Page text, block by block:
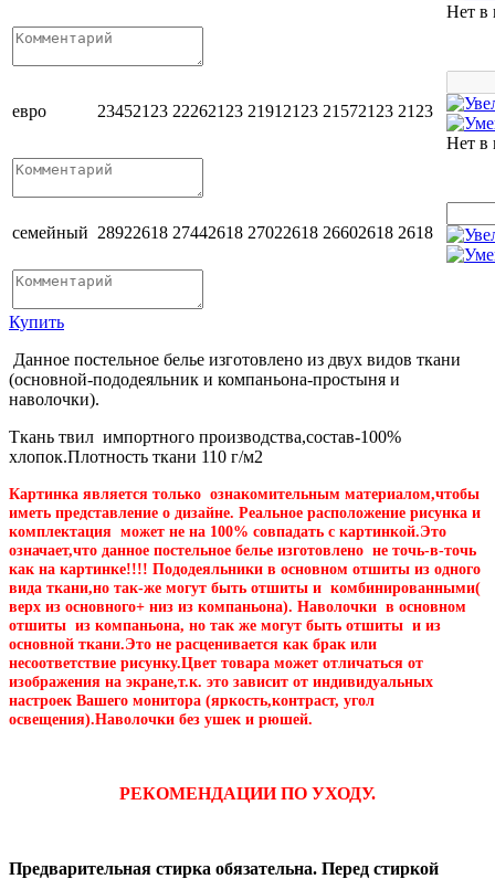
Нет в
евро 23452123 22262123 2191 2123 21572123 2123
Нет в
семейный 28922618 27442618 27022618 26602618 2618
Купить
Данное постельное белье изготовлено из двух видов ткани
(основной-пододеяльник и компаньона-простыня и
наволочки).
Ткань твил импортного производства,состав-100%
хлопок.Плотность ткани 110 г/м2
Картинка является только ознакомительным материалом,чтобы
иметь представление о дизайне. Реальное расположение рисунка и
комплектация может не на 100% совпадать с картинкой.Это
означает,что данное постельное белье изготовлено не точь-в-точь
как на картинке!!!! Пододеяльники в основном отшиты из одного
вида ткани,но так-же могут быть отшиты и комбинированными(
верх из основного+ низ из компаньона). Наволочки в основном
отшиты из компаньона, но так же могут быть отшиты и из
основной ткани.Это не расценивается как брак или
несоответствие рисунку.Цвет товара может отличаться от
изображения на экране,т.к. это зависит от индивидуальных
настроек Вашего монитора (яркость,контраст, угол
освещения).Наволочки без ушек и рюшей.
РЕКОМЕНДАЦИИ ПО УХОДУ.
Предварительная стирка обязательна. Перед стиркой